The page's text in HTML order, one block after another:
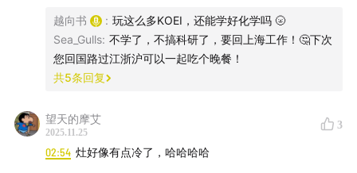
越向书 : 玩这么多KOEI，还能学好化学吗 🌝
Sea_Gulls: 不学了，不搞科研了，要回上海工作！🤔下次
您回国路过江浙沪可以一起吃个晚餐！
共5条回复
望天的摩艾
2025.11.25
3
02:54 灶好像有点冷了，哈哈哈哈